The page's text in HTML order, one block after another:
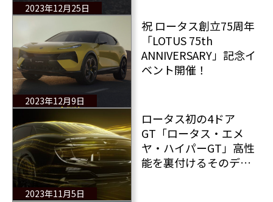
2023年12月25日
2023年12月9日
祝 ロータス創立75周年
「LOTUS 75th
ANNIVERSARY」記念イ
ベント開催！
2023年11月5日
ロータス初の4ドア
GT「ロータス・エメ
ヤ・ハイパーGT」高性
能を裏付けるそのデザ